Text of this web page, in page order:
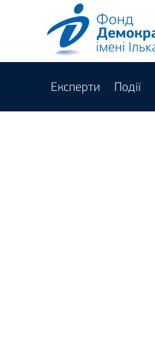
Експерти Події